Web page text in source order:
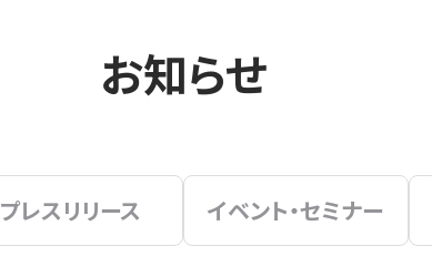
お知らせ
プレスリリース イベント・セミナー